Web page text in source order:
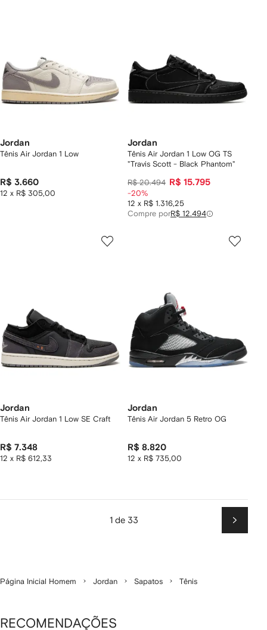
Jordan
Tênis Air Jordan 1 Low
R$ 3.660
12 x R$ 305,00
Jordan
Tênis Air Jordan 1 Low OG TS
"Travis Scott - Black Phantom"
R$ 20.494 R$ 15.795
12 x R$ 1.316,25
-20%
Compre porR$ 12.494
Jordan
Tênis Air Jordan 1 Low SE Craft
R$ 7.348
12 x R$ 612,33
Jordan
Tênis Air Jordan 5 Retro OG
R$ 8.820
12 x R$ 735,00
1 de 33
Página Inicial Homem Jordan Sapatos Tênis
RECOMENDAÇÕES